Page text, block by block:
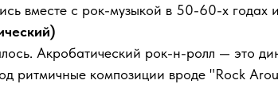
вместе с рок-музыкой в 50-60-х годах
Акробатический рок-н-ролл — это
ритмичные композиции вроде "Rock